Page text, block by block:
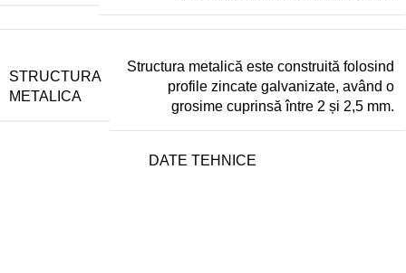
STRUCTURA
METALICA
Structura metalică este construită folosind
profile zincate galvanizate, având o
grosime cuprinsă între 2 și 2,5 mm.
DATE TEHNICE